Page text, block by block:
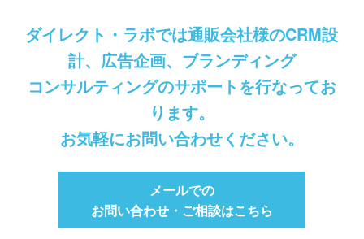
ダイレクト・ラボでは通販会社様のCRM設
計、広告企画、ブランディング
コンサルティングのサポートを行なってお
ります。
お気軽にお問い合わせください。
メールでの
お問い合わせ・ご相談はこちら